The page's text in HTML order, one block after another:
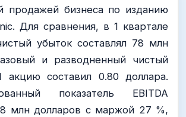
продажей бизнеса по изданию
Для сравнения, в 1 квартале
убыток составлял 78 млн
и разводненный чистый
акцию составил 0.80 доллара.
показатель EBITDA
млн долларов с маржой 27 %,